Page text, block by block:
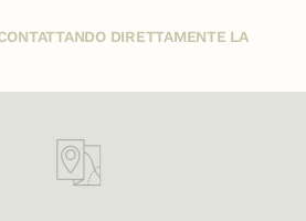
DIRETTAMENTE LA